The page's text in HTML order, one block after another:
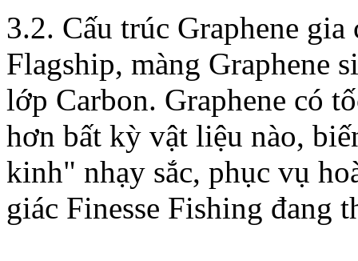
3.2. Cấu trúc Graphene
Flagship, màng Graphene
lớp Carbon. Graphene có
hơn bất kỳ vật liệu nào,
kinh" nhạy sắc, phục vụ
giác Finesse Fishing đang